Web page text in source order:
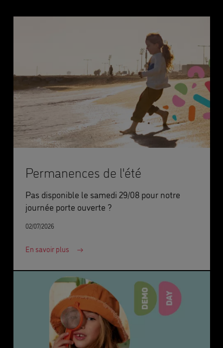
Permanences de l'été
Pas disponible le samedi 29/08 pour notre
journée porte ouverte ?
02/07/2026
En savoir plus